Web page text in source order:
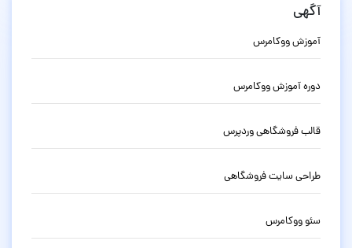
آگهی
آموزش ووکامرس
دوره آموزش ووکامرس
قالب فروشگاهی وردپرس
طراحی سایت فروشگاهی
سئو ووکامرس